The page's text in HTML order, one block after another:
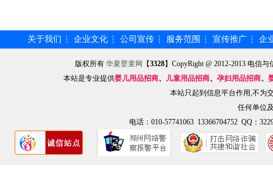
关于我们 ┆ 企业文化 ┆ 公司宣传 ┆ 服务范围 ┆ 宣传推广 ┆ 企
版权所有华夏婴童网 【3328】CopyRight @ 2012-2013 电信
本站是专业提供婴儿用品招商、 儿童用品招商、 孕妇用品招商、
本站只起到信息平台作用,不为
任何单位
电话：010-57741063 13366704752 QQ：